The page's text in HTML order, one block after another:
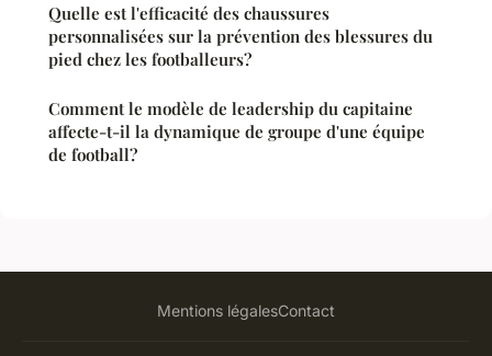
Quelle est l'efficacité des chaussures
personnalisées sur la prévention des blessures du
pied chez les footballeurs?
Comment le modèle de leadership du capitaine
affecte-t-il la dynamique de groupe d'une équipe
de football?
Mentions légalesContact